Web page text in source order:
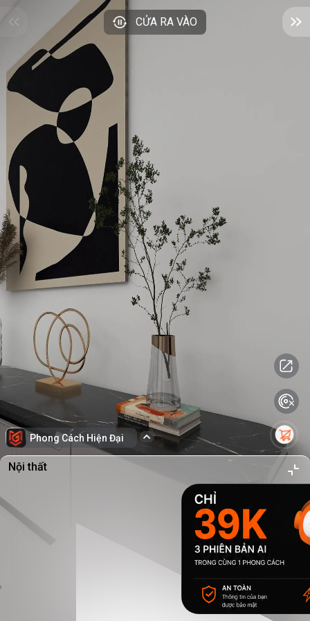
CỬA RA VÀO
Phong Cách Hiện Đại
Nội thất